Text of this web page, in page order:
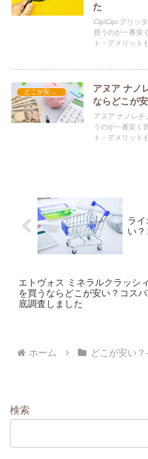
た
CipiCipi グリッ
買うのが一番安
ト・デメリット
どこが安い？-コスメ・美容品
アヌア ナノ
ならどこが
アヌア ナノレチ
うのが一番安く
ト・デメリット
ラ
い
エトヴォス ミネラルクラッシ
を買うならどこが安い？コス
底調査しました
ホーム どこが安い
検索